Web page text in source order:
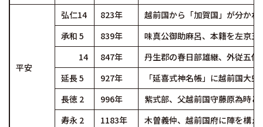
平安
弘仁14 823年
越前国から「加賀国」が分か
承和 5
839年
味真公御助麻呂、本籍を左京五
14
847年
丹生郡の春日部雄継、外従五位
延長 5
927年
「延喜式神名帳」に越前国大
長徳 2
996年
紫式部、父越前国守藤原為時
寿永 2
1183年 木曽義仲、越前国府に陣を構え